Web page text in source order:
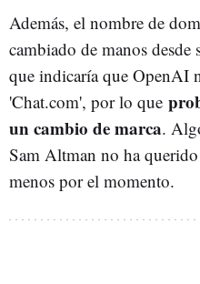
Además, el nombre de
cambiado de manos desde
que indicaría que OpenAI
'Chat.com', por lo que
un cambio de marca.
Sam Altman no ha
menos por el momento.